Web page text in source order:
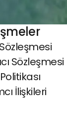
Sözleşmesi
İlişkileri